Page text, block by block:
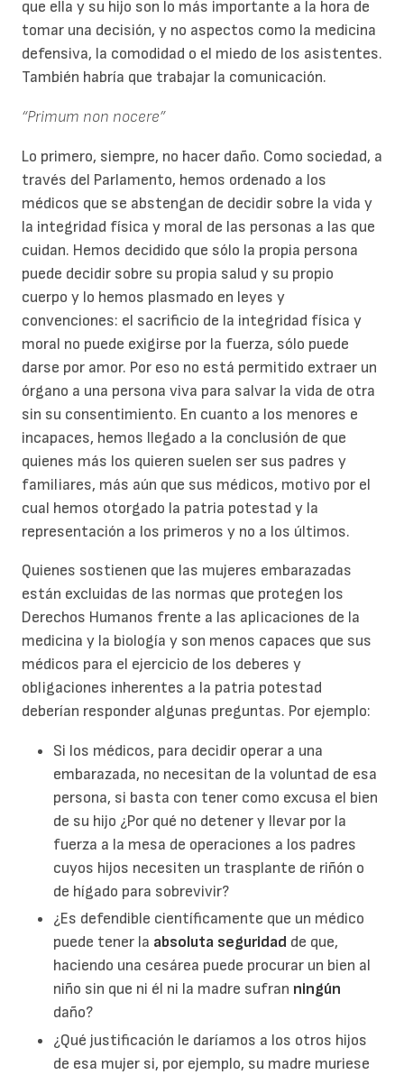
que ella y su hijo son lo más importante a la hora de
tomar una decisión, y no aspectos como la medicina
defensiva, la comodidad o el miedo de los asistentes.
También habría que trabajar la comunicación.
“Primum non nocere”
Lo primero, siempre, no hacer daño. Como sociedad, a
través del Parlamento, hemos ordenado a los
médicos que se abstengan de decidir sobre la vida y
la integridad física y moral de las personas a las que
cuidan. Hemos decidido que sólo la propia persona
puede decidir sobre su propia salud y su propio
cuerpo y lo hemos plasmado en leyes y
convenciones: el sacrificio de la integridad física y
moral no puede exigirse por la fuerza, sólo puede
darse por amor. Por eso no está permitido extraer un
órgano a una persona viva para salvar la vida de otra
sin su consentimiento. En cuanto a los menores e
incapaces, hemos llegado a la conclusión de que
quienes más los quieren suelen ser sus padres y
familiares, más aún que sus médicos, motivo por el
cual hemos otorgado la patria potestad y la
representación a los primeros y no a los últimos.
Quienes sostienen que las mujeres embarazadas
están excluidas de las normas que protegen los
Derechos Humanos frente a las aplicaciones de la
medicina y la biología y son menos capaces que sus
médicos para el ejercicio de los deberes y
obligaciones inherentes a la patria potestad
deberían responder algunas preguntas. Por ejemplo:
Si los médicos, para decidir operar a una
embarazada, no necesitan de la voluntad de esa
persona, si basta con tener como excusa el bien
de su hijo ¿Por qué no detener y llevar por la
fuerza a la mesa de operaciones a los padres
cuyos hijos necesiten un trasplante de riñón o
de hígado para sobrevivir?
¿Es defendible científicamente que un médico
puede tener la absoluta seguridad de que,
haciendo una cesárea puede procurar un bien al
niño sin que ni él ni la madre sufran ningún
daño?
¿Qué justificación le daríamos a los otros hijos
de esa mujer si, por ejemplo, su madre muriese